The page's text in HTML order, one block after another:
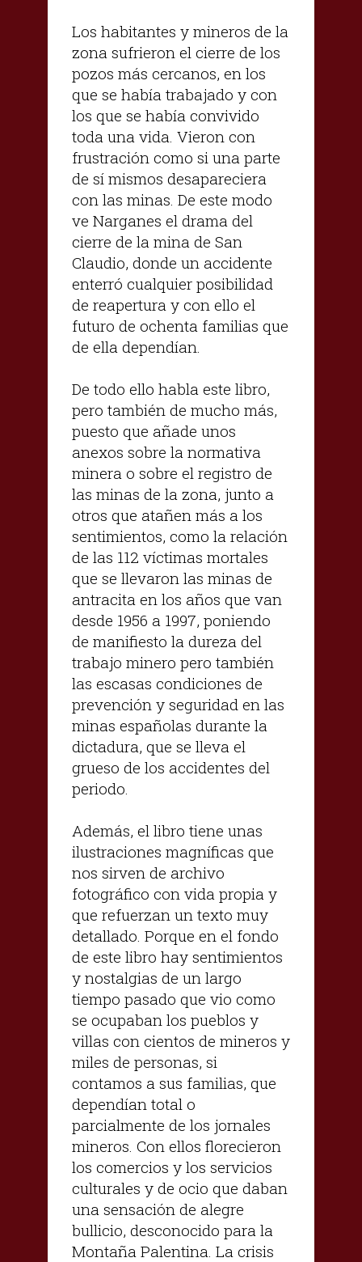
Los habitantes y mineros de la
zona sufrieron el cierre de los
pozos más cercanos, en los
que se había trabajado y con
los que se había convivido
toda una vida. Vieron con
frustración como si una parte
de sí mismos desapareciera
con las minas. De este modo
ve Narganes el drama del
cierre de la mina de San
Claudio, donde un accidente
enterró cualquier posibilidad
de reapertura y con ello el
futuro de ochenta familias que
de ella dependían.
De todo ello habla este libro,
pero también de mucho más,
puesto que añade unos
anexos sobre la normativa
minera o sobre el registro de
las minas de la zona, junto a
otros que atañen más a los
sentimientos, como la relación
de las 112 víctimas mortales
que se llevaron las minas de
antracita en los años que van
desde 1956 a 1997, poniendo
de manifiesto la dureza del
trabajo minero pero también
las escasas condiciones de
prevención y seguridad en las
minas españolas durante la
dictadura, que se lleva el
grueso de los accidentes del
periodo.
Además, el libro tiene unas
ilustraciones magníficas que
nos sirven de archivo
fotográfico con vida propia y
que refuerzan un texto muy
detallado. Porque en el fondo
de este libro hay sentimientos
y nostalgias de un largo
tiempo pasado que vio como
se ocupaban los pueblos y
villas con cientos de mineros y
miles de personas, si
contamos a sus familias, que
dependían total o
parcialmente de los jornales
mineros. Con ellos florecieron
los comercios y los servicios
culturales y de ocio que daban
una sensación de alegre
bullicio, desconocido para la
Montaña Palentina. La crisis